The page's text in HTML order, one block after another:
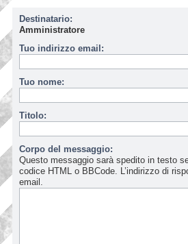
Destinatario:
Amministratore
Tuo indirizzo email:
Tuo nome:
Titolo:
Corpo del messaggio:
Questo messaggio sarà spedito in testo
codice HTML o BBCode. L’indirizzo di
email.